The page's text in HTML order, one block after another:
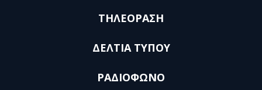
ΤΗΛΕΟΡΑΣΗ
ΔΕΛΤΙΑ ΤΥΠΟΥ
ΡΑΔΙΟΦΩΝΟ